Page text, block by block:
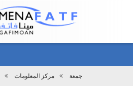
تحميل
جمعة مركز المعلومات